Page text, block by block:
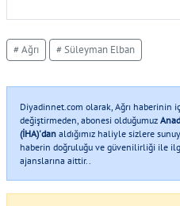
# Ağrı # Süleyman Elban
Diyadinnet.com olarak, Ağrı haberinin
değiştirmeden, abonesi olduğumuz
(İHA)'dan aldığımız haliyle sizlere
haberin doğruluğu ve güvenilirliği ile
ajanslarına aittir..